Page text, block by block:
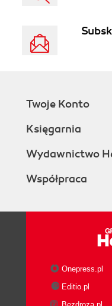
Twoje Konto
Księgarnia
Wydawnictwo
Współpraca
Onepress.pl
Editio.pl